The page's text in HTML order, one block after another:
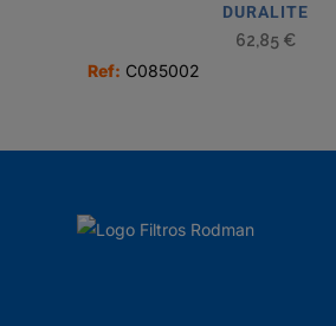
DURALITE
62,85 €
Ref: C085002